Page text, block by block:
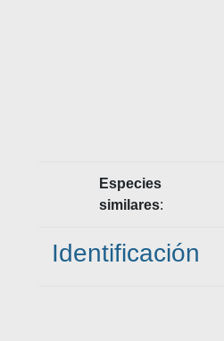
Especies
similares:
Identificación